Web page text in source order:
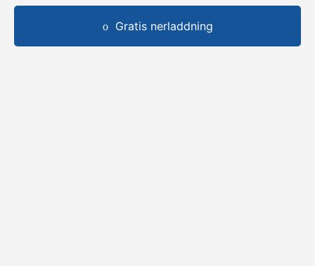
Gratis nerladdning